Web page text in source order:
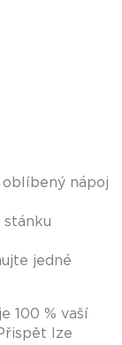
oblíbený nápoj
jedné
100 % vaší
lze